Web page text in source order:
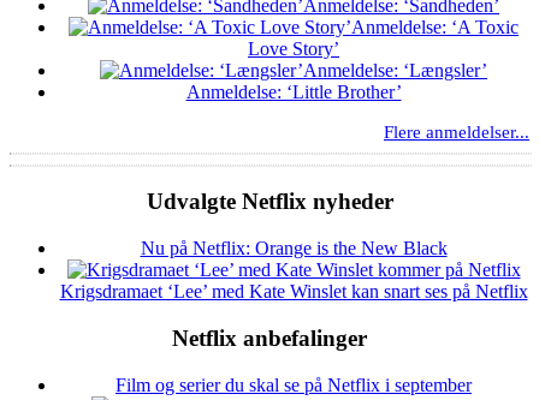
Anmeldelse: ‘Sandheden’
Anmeldelse: ‘A Toxic
Love Story’
Anmeldelse: ‘Længsler’
Anmeldelse: ‘Little Brother’
Flere anmeldelser...
Udvalgte Netflix nyheder
Nu på Netflix: Orange is the New Black
Krigsdramaet ‘Lee’ med Kate Winslet kan snart ses på Netflix
Netflix anbefalinger
Film og serier du skal se på Netflix i september